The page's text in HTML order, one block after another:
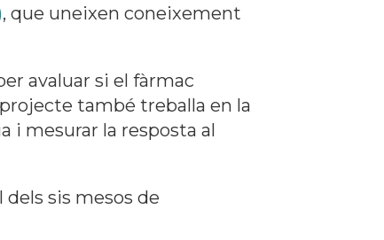
, que uneixen coneixement
avaluar si el fàrmac
també treballa en la
i mesurar la resposta al
dels sis mesos de